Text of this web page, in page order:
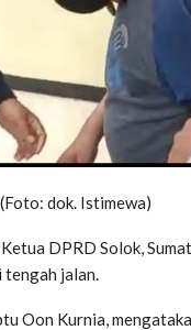
dok. Istimewa)
Ketua DPRD Solok,
tengah jalan.
Oon Kurnia,